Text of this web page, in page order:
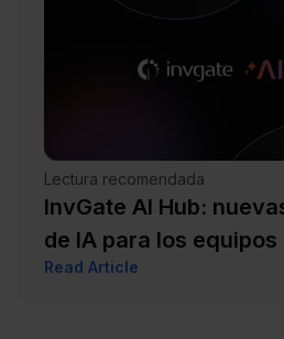
Lectura recomendada
InvGate AI Hub:
de IA para los equipos
Read Article